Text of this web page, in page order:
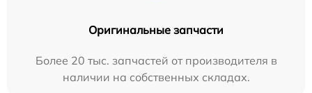
Оригинальные запчасти
Более 20 тыс. запчастей от производителя в
наличии на собственных складах.